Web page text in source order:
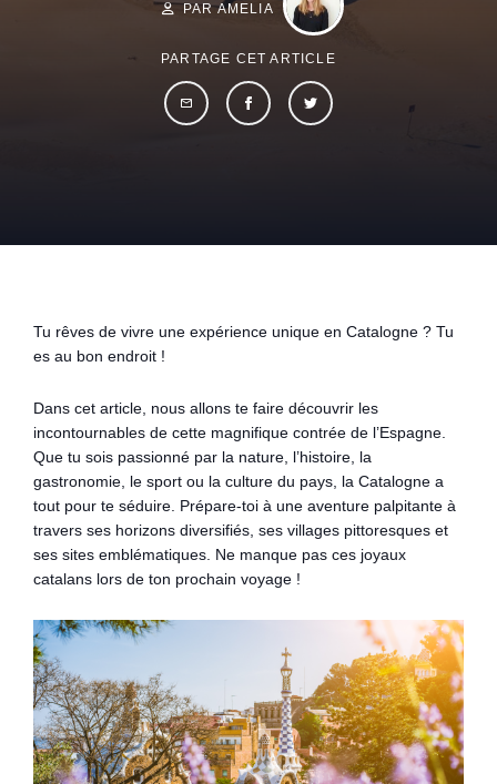
PAR AMELIA
PARTAGE CET ARTICLE
Tu rêves de vivre une expérience unique en Catalogne ? Tu
es au bon endroit !
Dans cet article, nous allons te faire découvrir les
incontournables de cette magnifique contrée de l’Espagne.
Que tu sois passionné par la nature, l’histoire, la
gastronomie, le sport ou la culture du pays, la Catalogne a
tout pour te séduire. Prépare-toi à une aventure palpitante à
travers ses horizons diversifiés, ses villages pittoresques et
ses sites emblématiques. Ne manque pas ces joyaux
catalans lors de ton prochain voyage !